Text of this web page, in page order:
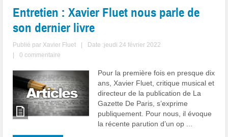
Entretien : Xavier Fluet nous parle de
son dernier livre
Publié par Xavier Fluet
Date :jeudi 24 février 2022
0 commentaire
Pour la première fois en presque dix
ans, Xavier Fluet, critique musical et
directeur de la publication de La
Gazette De Paris, s’exprime
publiquement. Pour nous, il évoque
la récente parution d’un op ...